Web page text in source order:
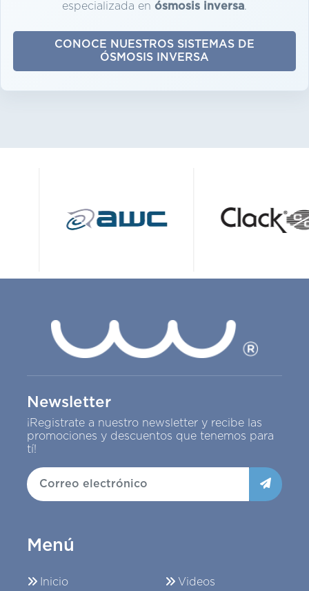
especializada en ósmosis inversa.
CONOCE NUESTROS SISTEMAS DE
ÓSMOSIS INVERSA
Newsletter
¡Registrate a nuestro newsletter y recibe las
promociones y descuentos que tenemos para
tí!
Menú
Inicio Videos